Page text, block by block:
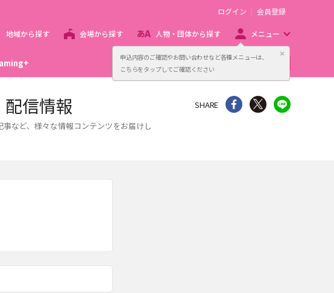
申込内容のご確認やお問い合わせなど各種メニューは、
こちらをタップしてご確認ください
閉じる
ログイン 会員登録
地域から探す 会場から探す 人物・団体から探す メニュー
主催者向け販売サービス
信情報
など、様々な情報コンテンツをお届けし
SHARE シェア Twitter